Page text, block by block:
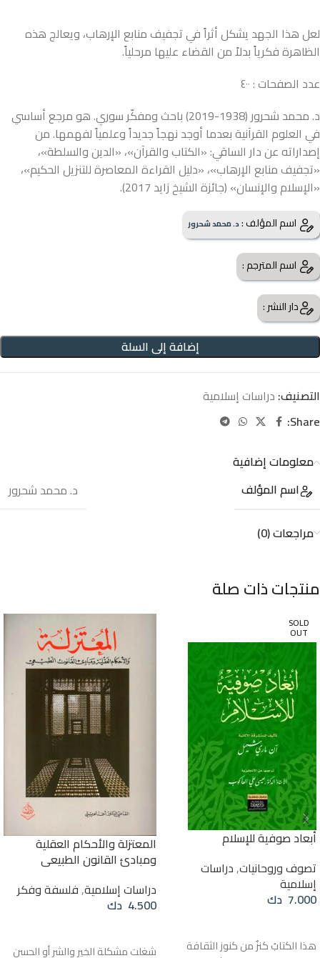
لعل هذا الجهد يشكل أثراً في تجفيف منابع الإرهاب، ويعالج هذه
الظاهرة فكرياً بدلاً من القضاء عليها مرحلياً.
عدد الصفحات : ٤٠٠
د. محمد شحرور (1938-2019) باحث ومفكّر سوري. هو مرجع أساسي
في العلوم القرآنية بعدما أوجد نهجاً جديداً وعلمياً لفهمها. من
إصداراته عن دار الساقي: «الكتاب والقرآن»، «الدين والسلطة»،
«تجفيف منابع الإرهاب»، «دليل القراءة المعاصرة للتنزيل الحكيم»،
«الإسلام والإنسان» (جائزة الشيخ زايد 2017).
اسم المؤلف :د. محمد شحرور
اسم المترجم :
دار النشر :
إضافة إلى السلة
التصنيف: دراسات إسلامية
Share:
معلومات إضافية
اسم المؤلف
د. محمد شحرور
مراجعات (0)
منتجات ذات صلة
SOLD
OUT
أبعاد صوفية للإسلام
تصوف وروحانيات,دراسات
إسلامية
7.000 دك
هذا الكتابُ كنزٌ من كنوز الثقافة
المعتزلة والأحكام العقلية
ومبادئ القانون الطبيعي
دراسات إسلامية,فلسفة وفكر
4.500 دك
شغلت مشكلة الخير والشر أو الحسن